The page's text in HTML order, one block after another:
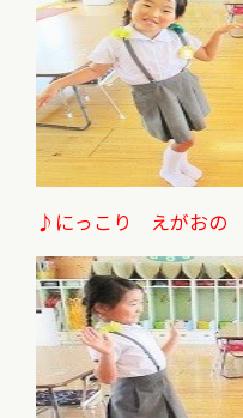
♪にっこり えがおの